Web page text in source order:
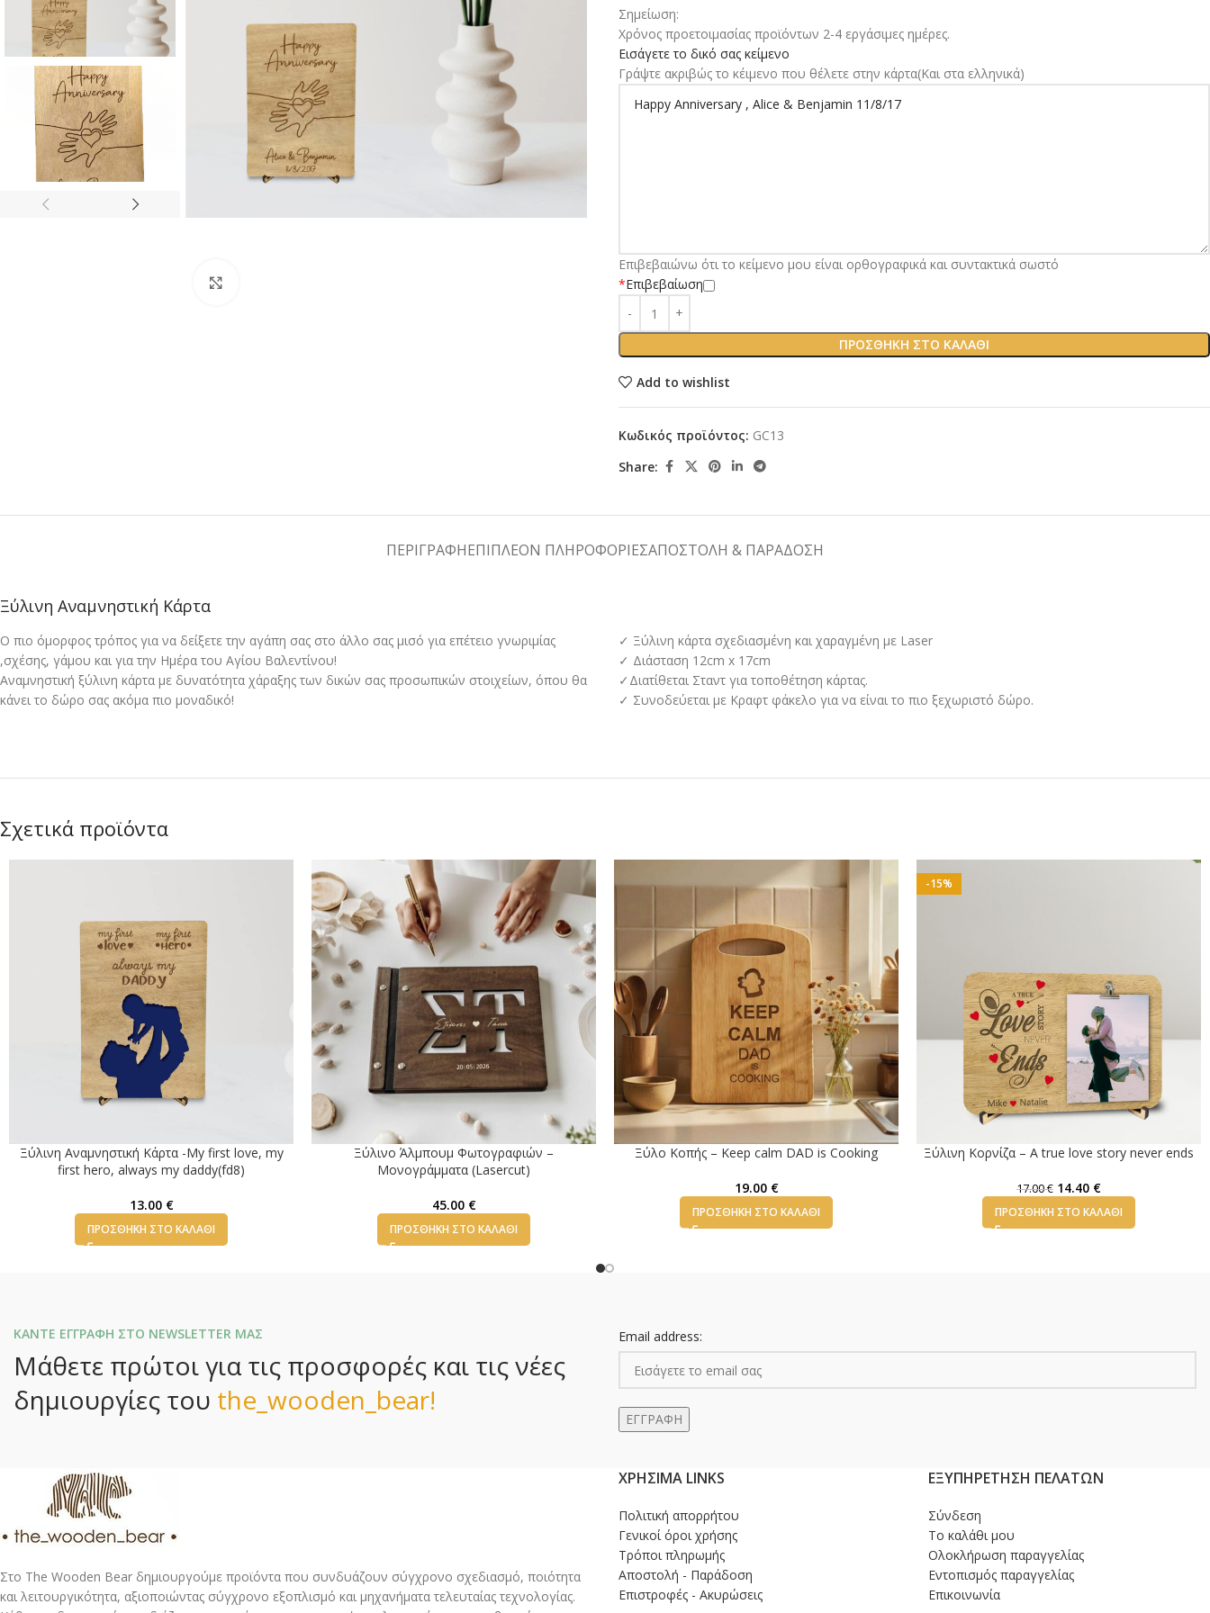
Σημείωση:
Χρόνος προετοιμασίας προϊόντων 2-4 εργάσιμες ημέρες.
Εισάγετε το δικό σας κείμενο
Γράψτε ακριβώς το κέιμενο που θέλετε στην κάρτα(Και στα ελληνικά)
*Επιβεβαίωση
Επιβεβαιώνω ότι το κείμενο μου είναι ορθογραφικά και συντακτικά σωστό
ΠΡΟΣΘΉΚΗ ΣΤΟ ΚΑΛΆΘΙ
Add to wishlist
Κωδικός προϊόντος: GC13
Share:
ΠΕΡΙΓΡΑΦΉΕΠΙΠΛΈΟΝ ΠΛΗΡΟΦΟΡΊΕΣΑΠΟΣΤΟΛΉ & ΠΑΡΆΔΟΣΗ
Ξύλινη Αναμνηστική Κάρτα
Ο πιο όμορφος τρόπος για να δείξετε την αγάπη σας στο άλλο σας μισό για επέτειο γνωριμίας
,σχέσης, γάμου και για την Ημέρα του Αγίου Βαλεντίνου!
Αναμνηστική ξύλινη κάρτα με δυνατότητα χάραξης των δικών σας προσωπικών στοιχείων, όπου θα
κάνει το δώρο σας ακόμα πιο μοναδικό!
✓ Ξύλινη κάρτα σχεδιασμένη και χαραγμένη με Laser
✓ Διάσταση 12cm x 17cm​
✓Διατίθεται Σταντ για τοποθέτηση κάρτας.​
✓ Συνοδεύεται με Κραφτ φάκελο για να είναι το πιο ξεχωριστό δώρο. ​
Σχετικά προϊόντα
Ξύλινη Αναμνηστική Κάρτα -My first love, my
first hero, always my daddy(fd8)
13.00 €
ΠΡΟΣΘΉΚΗ ΣΤΟ ΚΑΛΆΘΙ
Ξύλινο Άλμπουμ Φωτογραφιών –
Mονογράμματα (Lasercut)
45.00 €
ΠΡΟΣΘΉΚΗ ΣΤΟ ΚΑΛΆΘΙ
Ξύλο Κοπής – Keep calm DAD is Cooking
19.00 €
ΠΡΟΣΘΉΚΗ ΣΤΟ ΚΑΛΆΘΙ
-15%
Ξύλινη Κορνίζα – A true love story never ends
17.00€ 14.40 €
ΠΡΟΣΘΉΚΗ ΣΤΟ ΚΑΛΆΘΙ
ΚΑΝΤΕ ΕΓΓΡΑΦΗ ΣΤΟ NEWSLETTER ΜΑΣ
Μάθετε πρώτοι για τις προσφορές και τις νέες
δημιουργίες του the_wooden_bear!
Email address:
Στο The Wooden Bear δημιουργούμε προϊόντα που συνδυάζουν σύγχρονο σχεδιασμό, ποιότητα
και λειτουργικότητα, αξιοποιώντας σύγχρονο εξοπλισμό και μηχανήματα τελευταίας τεχνολογίας.
ΧΡΉΣΙΜΑ LINKS
Πολιτική απορρήτου
Γενικοί όροι χρήσης
Τρόποι πληρωμής
Αποστολή - Παράδοση
Επιστροφές - Ακυρώσεις
ΕΞΥΠΗΡΕΤΗΣΗ ΠΕΛΑΤΩΝ
Σύνδεση
Το καλάθι μου
Ολοκλήρωση παραγγελίας
Εντοπισμός παραγγελίας
Επικοινωνία